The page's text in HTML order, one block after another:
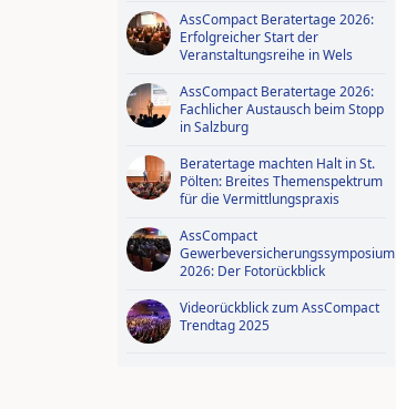
AssCompact Beratertage 2026:
Erfolgreicher Start der
Veranstaltungsreihe in Wels
AssCompact Beratertage 2026:
Fachlicher Austausch beim Stopp
in Salzburg
Beratertage machten Halt in St.
Pölten: Breites Themenspektrum
für die Vermittlungspraxis
AssCompact
Gewerbeversicherungssymposium
2026: Der Fotorückblick
Videorückblick zum AssCompact
Trendtag 2025